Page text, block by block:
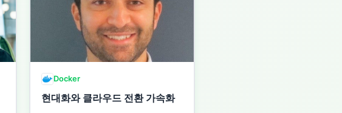
Docker
현대화와 클라우드 전환 가속화